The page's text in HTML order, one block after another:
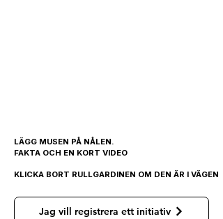
LÄGG MUSEN PÅ NÅLEN.
FAKTA OCH EN KORT VIDEO
KLICKA BORT RULLGARDINEN OM DEN ÄR I VÄGEN
LÄGG MUSEN PÅ NÅLEN.
FAKTA OCH EN KORT VIDEO
KLICKA BORT RULLGARDINEN OM DEN ÄR I VÄGEN
Jag vill registrera ett initiativ